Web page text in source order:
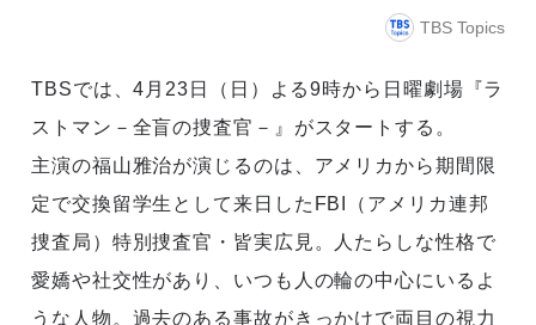
TBS Topics
TBSでは、4月23日（日）よる9時から日曜劇場『ラ
ストマン－全盲の捜査官－』がスタートする。
主演の福山雅治が演じるのは、アメリカから期間限
定で交換留学⽣として来⽇したFBI（アメリカ連邦
捜査局）特別捜査官・皆実広見。⼈たらしな性格で
愛嬌や社交性があり、いつも⼈の輪の中⼼にいるよ
うな⼈物。過去のある事故がきっかけで両⽬の視⼒